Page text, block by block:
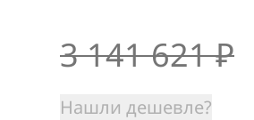
3 141 621₽
Нашли дешевле?